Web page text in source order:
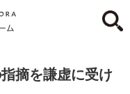
摘を謙虚に受け